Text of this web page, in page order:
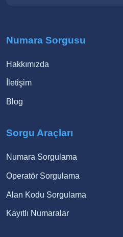
Numara Sorgusu
Hakkımızda
İletişim
Blog
Sorgu Araçları
Numara Sorgulama
Operatör Sorgulama
Alan Kodu Sorgulama
Kayıtlı Numaralar